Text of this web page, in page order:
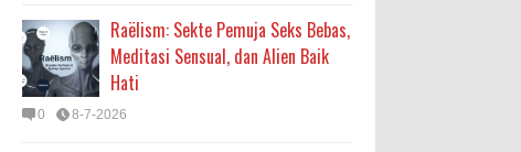
Raëlism: Sekte Pemuja Seks Bebas,
Meditasi Sensual, dan Alien Baik
Hati
0 8-7-2026